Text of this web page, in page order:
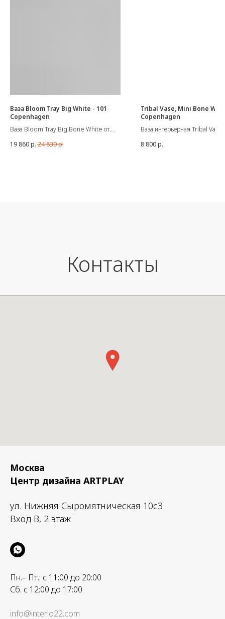
Ваза Bloom Tray Big White - 101
Copenhagen
Ваза Bloom Tray Big Bone White от
Поскольку это натуральный продукт,
19 860р. 24 830р.
Tribal Vase, Mini Bone
Copenhagen
Ваза интерьерная Tribal
Материал: Керамика
8 800р.
Контакты
Москва
Центр дизайна ARTPLAY
ул. Нижняя Сыромятническая 10с3
Вход B, 2 этаж
Пн.– Пт.: с 11:00 до 20:00
Сб. с 12:00 до 17:00
info@interio22.com